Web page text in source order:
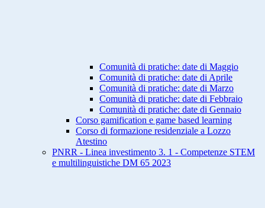
Comunità di pratiche: date di Maggio
Comunità di pratiche: date di Aprile
Comunità di pratiche: date di Marzo
Comunità di pratiche: date di Febbraio
Comunità di pratiche: date di Gennaio
Corso gamification e game based learning
Corso di formazione residenziale a Lozzo
Atestino
PNRR - Linea investimento 3. 1 - Competenze STEM
e multilinguistiche DM 65 2023